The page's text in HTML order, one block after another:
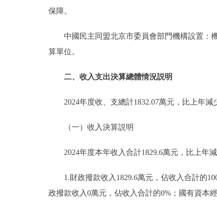
保障。
中國民主同盟北京市委員會部門機構設置：
算單位。
二、收入支出決算總體情況説明
2024年度收、支總計1832.07萬元，比上年減
（一）收入決算説明
2024年度本年收入合計1829.6萬元，比上年
1.財政撥款收入1829.6萬元，佔收入合計的
政撥款收入0萬元，佔收入合計的0%；國有資本